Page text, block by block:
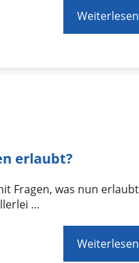
Weiterlesen
erlaubt?
Fragen, was nun erlaubt
…
Weiterlesen